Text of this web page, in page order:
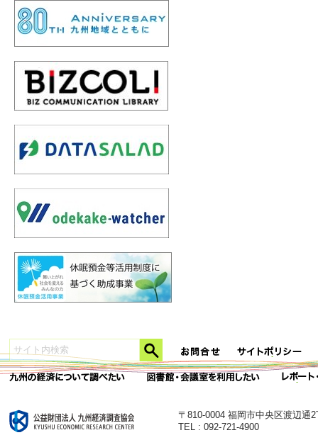
〒810-0004 福岡市中央区渡辺通
TEL : 092-721-4900